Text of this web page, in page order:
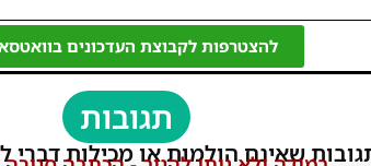
להצטרפות לקבוצת העדכונים
תגובות
שאינם הולמות או מכילות דברי